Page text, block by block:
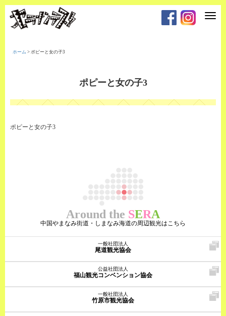
T
t
i
ホーム > ポピーと女の子3
ポピーと女の子3
ポピーと女の子3
Around the SERA
中国やまなみ街道・しまなみ海道の周辺観光はこちら
一般社団法人
尾道観光協会
公益社団法人
福山観光コンベンション協会
一般社団法人
竹原市観光協会